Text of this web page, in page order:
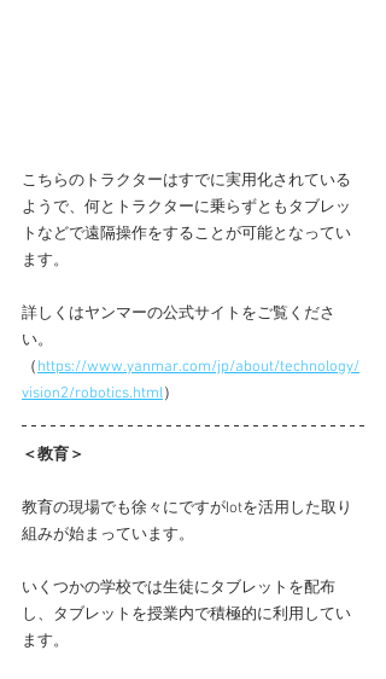
こちらのトラクターはすでに実用化されている
ようで、何とトラクターに乗らずともタブレッ
トなどで遠隔操作をすることが可能となってい
ます。
詳しくはヤンマーの公式サイトをご覧くださ
い。
（https://www.yanmar.com/jp/about/technology/
vision2/robotics.html）
＜教育＞
教育の現場でも徐々にですがIotを活用した取り
組みが始まっています。
いくつかの学校では生徒にタブレットを配布
し、タブレットを授業内で積極的に利用してい
ます。